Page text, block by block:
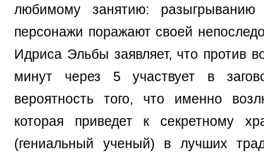
любимому занятию:
персонажи поражают своей
Идриса Эльбы заявляет, что против
минут через 5 участвует в
вероятность того, что именно
которая приведет к секретному
(гениальный ученый) в лучших